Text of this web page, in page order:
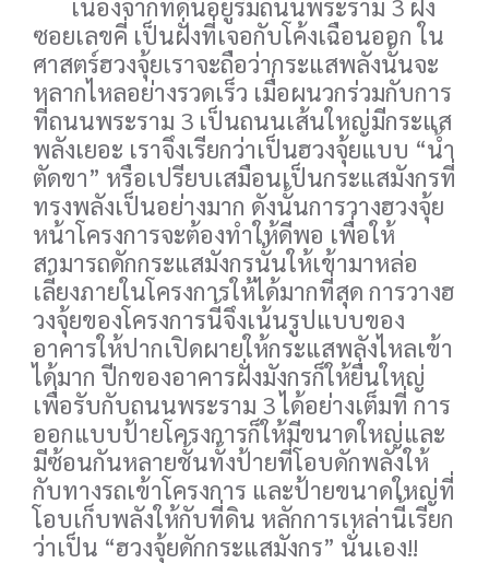
เนื่องจากที่ดินอยู่ริมถนนพระราม 3 ฝั่ง
ซอยเลขคี่ เป็นฝั่งที่เจอกับโค้งเฉือนออก ใน
ศาสตร์ฮวงจุ้ยเราจะถือว่ากระแสพลังนั้นจะ
หลากไหลอย่างรวดเร็ว เมื่อผนวกร่วมกับการ
ที่ถนนพระราม 3 เป็นถนนเส้นใหญ่มีกระแส
พลังเยอะ เราจึงเรียกว่าเป็นฮวงจุ้ยแบบ “น้ำ
ตัดขา” หรือเปรียบเสมือนเป็นกระแสมังกรที่
ทรงพลังเป็นอย่างมาก ดังนั้นการวางฮวงจุ้ย
หน้าโครงการจะต้องทำให้ดีพอ เพื่อให้
สามารถดักกระแสมังกรนั้นให้เข้ามาหล่อ
เลี้ยงภายในโครงการให้ได้มากที่สุด การวางฮ
วงจุ้ยของโครงการนี้จึงเน้นรูปแบบของ
อาคารให้ปากเปิดผายให้กระแสพลังไหลเข้า
ได้มาก ปีกของอาคารฝั่งมังกรก็ให้ยื่นใหญ่
เพื่อรับกับถนนพระราม 3 ได้อย่างเต็มที่ การ
ออกแบบป้ายโครงการก็ให้มีขนาดใหญ่และ
มีซ้อนกันหลายชั้นทั้งป้ายที่โอบดักพลังให้
กับทางรถเข้าโครงการ และป้ายขนาดใหญ่ที่
โอบเก็บพลังให้กับที่ดิน หลักการเหล่านี้เรียก
ว่าเป็น “ฮวงจุ้ยดักกระแสมังกร” นั่นเอง!!